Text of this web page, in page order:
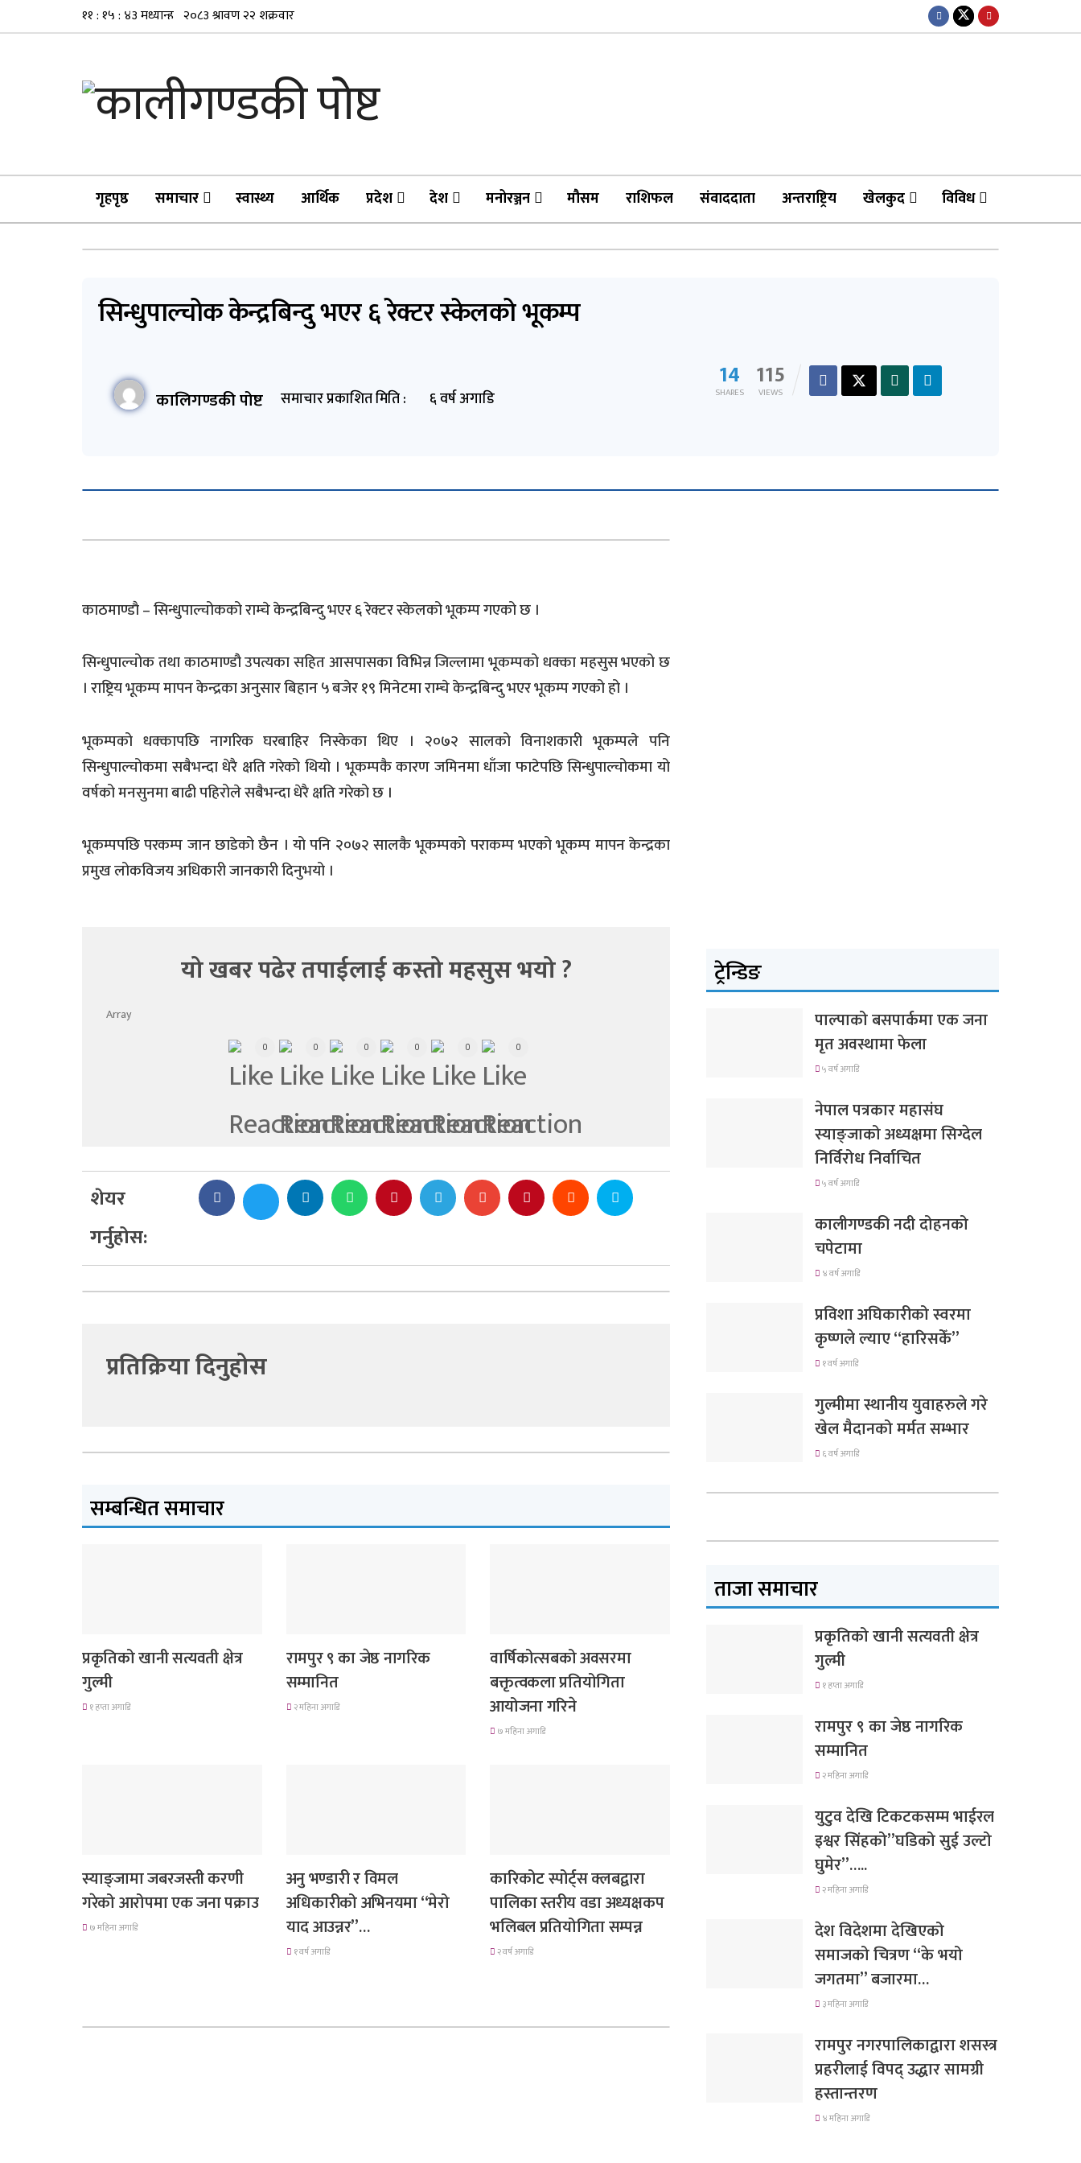
गृहपृष्ठ समाचार स्वास्थ्य आर्थिक प्रदेश देश मनोरञ्जन मौसम राशिफल संवाददाता अन्तराष्ट्रिय खेलकुद विविध
सिन्धुपाल्चोक केन्द्रबिन्दु भएर ६ रेक्टर स्केलको भूकम्प
कालिगण्डकी पोष्ट समाचार प्रकाशित मिति : ६ वर्ष अगाडि
14
SHARES 115
VIEWS
काठमाण्डाै – सिन्धुपाल्चोकको राम्चे केन्द्रबिन्दु भएर ६ रेक्टर स्केलको भूकम्प गएको छ ।
सिन्धुपाल्चोक तथा काठमाण्डौ उपत्यका सहित आसपासका विभिन्न जिल्लामा भूकम्पको धक्का महसुस भएको छ
। राष्ट्रिय भूकम्प मापन केन्द्रका अनुसार बिहान ५ बजेर १९ मिनेटमा राम्चे केन्द्रबिन्दु भएर भूकम्प गएको हो ।
भूकम्पको धक्कापछि नागरिक घरबाहिर निस्केका थिए । २०७२ सालको विनाशकारी भूकम्पले पनि
सिन्धुपाल्चोकमा सबैभन्दा धेरै क्षति गरेको थियो । भूकम्पकै कारण जमिनमा धाँजा फाटेपछि सिन्धुपाल्चोकमा यो
वर्षको मनसुनमा बाढी पहिरोले सबैभन्दा धेरै क्षति गरेको छ ।
भूकम्पपछि परकम्प जान छाडेको छैन । यो पनि २०७२ सालकै भूकम्पको पराकम्प भएको भूकम्प मापन केन्द्रका
प्रमुख लोकविजय अधिकारी जानकारी दिनुभयो ।
यो खबर पढेर तपाईलाई कस्तो महसुस भयो ?
Array
0 0 0 0 0 0
शेयर
गर्नुहोस:
प्रतिक्रिया दिनुहोस
सम्बन्धित समाचार
प्रकृतिको खानी सत्यवती क्षेत्र
गुल्मी
१ हप्ता अगाडि
रामपुर ९ का जेष्ठ नागरिक
सम्मानित
२ महिना अगाडि
वार्षिकोत्सबको अवसरमा
बक्तृत्वकला प्रतियोगिता
आयोजना गरिने
७ महिना अगाडि
स्याङ्जामा जबरजस्ती करणी
गरेको आरोपमा एक जना पक्राउ
७ महिना अगाडि
अनु भण्डारी र विमल
अधिकारीको अभिनयमा “मेरो
याद आउन्नर”…
१ वर्ष अगाडि
कारिकोट स्पोर्ट्स क्लबद्वारा
पालिका स्तरीय वडा अध्यक्षकप
भलिबल प्रतियोगिता सम्पन्न
२ वर्ष अगाडि
ट्रेन्डिङ
पाल्पाको बसपार्कमा एक जना
मृत अवस्थामा फेला
५ वर्ष अगाडि
नेपाल पत्रकार महासंघ
स्याङ्जाको अध्यक्षमा सिग्देल
निर्विरोध निर्वाचित
५ वर्ष अगाडि
कालीगण्डकी नदी दोहनको
चपेटामा
४ वर्ष अगाडि
प्रविशा अघिकारीको स्वरमा
कृष्णले ल्याए “हारिसकेँ”
१ वर्ष अगाडि
गुल्मीमा स्थानीय युवाहरुले गरे
खेल मैदानको मर्मत सम्भार
६ वर्ष अगाडि
ताजा समाचार
प्रकृतिको खानी सत्यवती क्षेत्र
गुल्मी
१ हप्ता अगाडि
रामपुर ९ का जेष्ठ नागरिक
सम्मानित
२ महिना अगाडि
युटुव देखि टिकटकसम्म भाईरल
इश्वर सिंहको”घडिको सुई उल्टो
घुमेर”…..
२ महिना अगाडि
देश विदेशमा देखिएको
समाजको चित्रण “के भयो
जगतमा” बजारमा…
३ महिना अगाडि
रामपुर नगरपालिकाद्वारा शसस्त्र
प्रहरीलाई विपद् उद्धार सामग्री
हस्तान्तरण
४ महिना अगाडि